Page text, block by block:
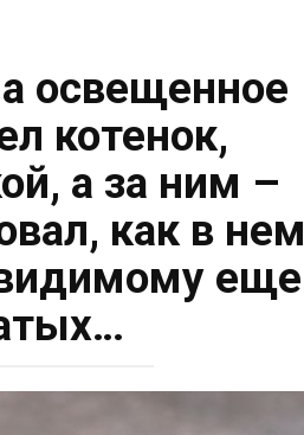
освещенное
котенок,
а за ним –
как в нем
еще